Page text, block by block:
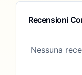
Recensioni
Nessuna